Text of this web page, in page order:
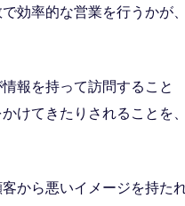
効率的な営業を行うかが、
報を持って訪問すること
けてきたりされることを、
から悪いイメージを持た